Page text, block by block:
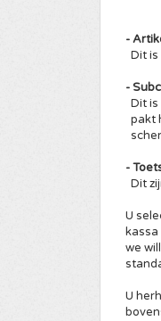
-
Dit is
-
Dit
pakt
-
Dit
U
kassa
we
U